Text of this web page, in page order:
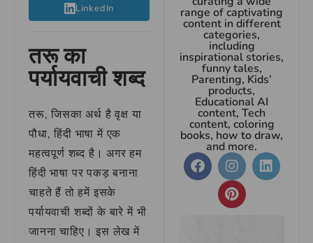
LinkedIn
तरू का
पर्यायवाची शब्द
तरू, जिसका अर्थ है वृक्ष या
पौधा, हिंदी भाषा में एक
महत्वपूर्ण शब्द है। अगर हम
हिंदी भाषा पर पकड़ बनाना
चाहते हैं तो हमें इसके
पर्यायवाची शब्दों के बारे में भी
जानना चाहिए। इस लेख में
range of captivating
content in different
categories,
including
inspirational stories,
funny tales,
Parenting, Kids’
products,
Educational AI
content, Tech
content, coloring
books, how to draw,
and more.